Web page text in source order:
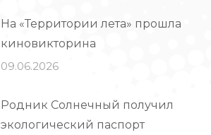
На «Территории лета» прошла
киновикторина
09.06.2026
Родник Солнечный получил
экологический паспорт